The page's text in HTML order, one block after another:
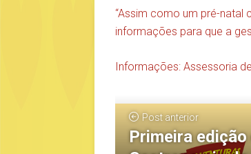
“Assim como um pré-
informações para que a
Informações: Assessoria
Post anterior
Primeira